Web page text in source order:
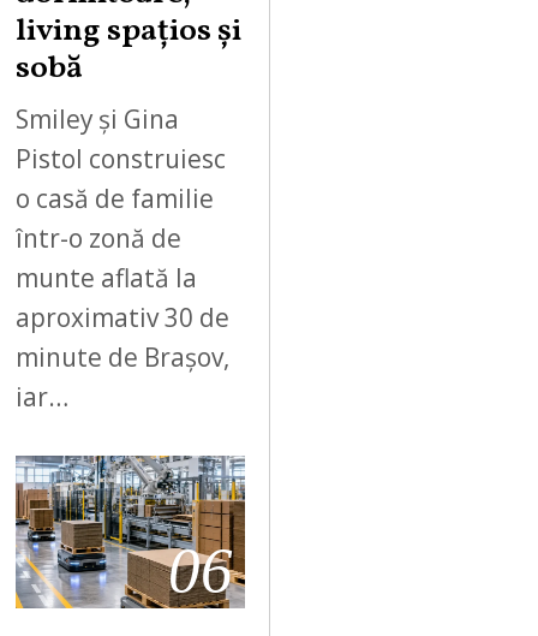
living spațios și
sobă
Smiley și Gina
Pistol construiesc
o casă de familie
într-o zonă de
munte aflată la
aproximativ 30 de
minute de Brașov,
iar…
06